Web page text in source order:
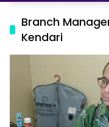
Branch
Kendari